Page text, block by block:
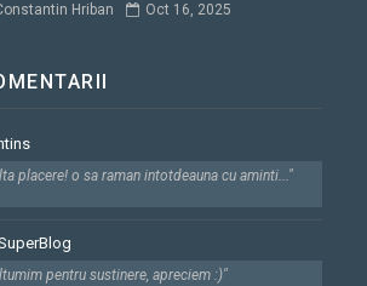
Hriban Oct 16, 2025
placere! o sa raman intotdeauna cu aminti..."
pentru sustinere, apreciem :)"